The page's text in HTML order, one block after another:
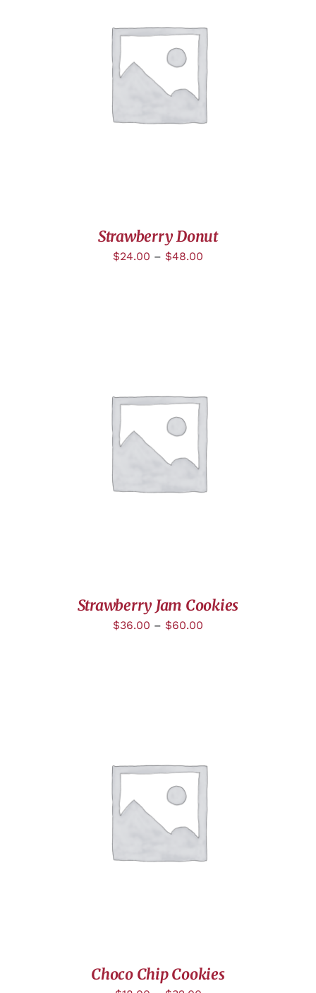
DÉTAILS
Strawberry Donut
$24.00 – $48.00
DÉTAILS
Strawberry Jam Cookies
$36.00 – $60.00
DÉTAILS
Choco Chip Cookies